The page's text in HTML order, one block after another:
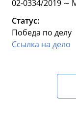
02-0334/2019 ∼
Статус:
Победа по делу
Ссылка на дело